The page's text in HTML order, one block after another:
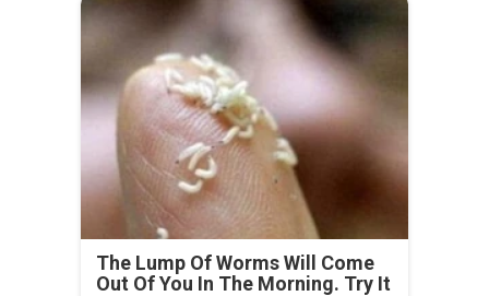
The Lump Of Worms Will Come
Out Of You In The Morning. Try It